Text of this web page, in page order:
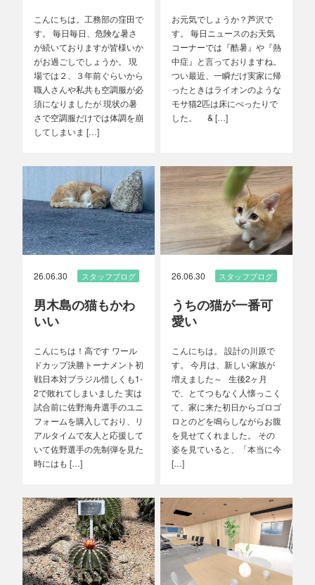
こんにちは。工務部の窪田で
す。 毎日毎日、危険な暑さ
が続いておりますが皆様いか
がお過ごしでしょうか。 現
場では２、３年前ぐらいから
職人さんや私共も空調服が必
須になりましたが 現状の暑
さで空調服だけでは体調を崩
してしまいま […]
お元気でしょうか？芦沢で
す。 毎日ニュースのお天気
コーナーでは『酷暑』や『熱
中症』と言っておりますね。
つい最近、一瞬だけ実家に帰
ったときはライオンのような
モサ猫2匹は床にぺったりで
した。 & […]
26.06.30 スタッフブログ
男木島の猫もかわ
いい
こんにちは！高です ワール
ドカップ決勝トーナメント初
戦日本対ブラジル惜しくも1-
2で敗れてしまいました 実は
試合前に佐野海舟選手のユニ
フォームを購入しており、リ
アルタイムで友人と応援して
いて佐野選手の先制弾を見た
時にはも […]
26.06.30 スタッフブログ
うちの猫が一番可
愛い
こんにちは。 設計の川原で
す。 今月は、新しい家族が
増えました～ 生後2ヶ月
で、とてつもなく人懐っこく
て、家に来た初日からゴロゴ
ロとのどを鳴らしながらお腹
を見せてくれました。 その
姿を見ていると、「本当に今
[…]